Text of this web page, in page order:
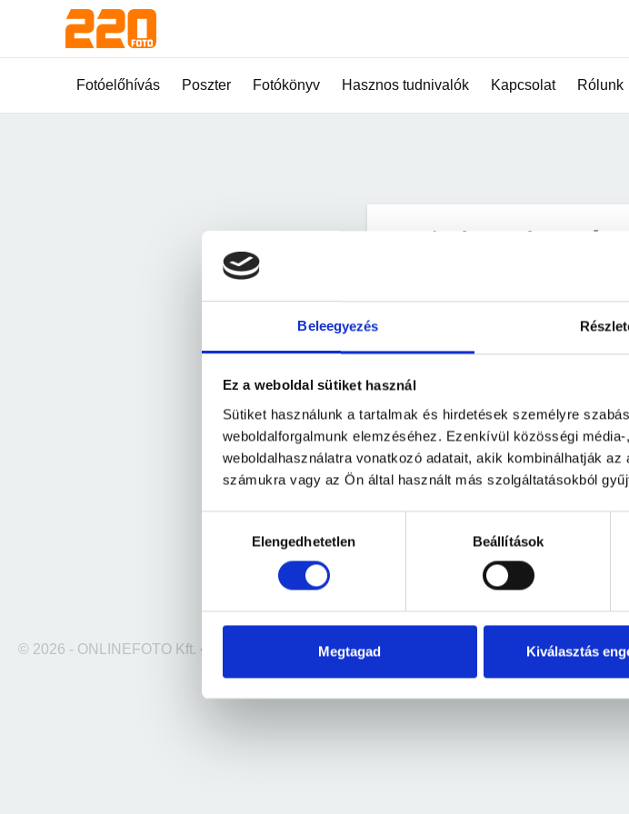
Beleegyezés
Ez a weboldal sütiket használ
Sütiket használunk a tartalmak és hirdetések személyre
weboldalforgalmunk elemzéséhez. Ezenkívül közösségi
weboldalhasználatra vonatkozó adatait, akik kombinálhatják
számukra vagy az Ön által használt más szolgáltatásokból
kiválasztásaElengedhetetlen Beállítások
Megtagad Kiválasztás
Fotóelőhívás Poszter Fotókönyv Hasznos tudnivalók Kapcsolat Rólunk
Bejelentkezés
E-mail cím:
Jelszó:
© 2026 - ONLINEFOTO Kft. • • +36 1 236 3040 (H-P 9:00-17:00)